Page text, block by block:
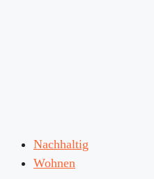
Nachhaltig
Wohnen